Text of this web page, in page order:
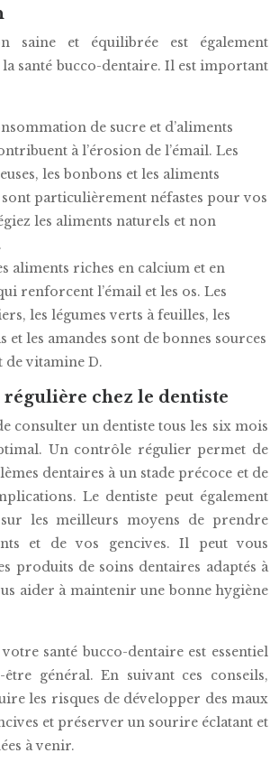
saine et équilibrée est également
santé bucco-dentaire. Il est important
de sucre et d’aliments
à l’érosion de l’émail. Les
les bonbons et les aliments
particulièrement néfastes pour vos
les aliments naturels et non
aliments riches en calcium et en
renforcent l’émail et les os. Les
les légumes verts à feuilles, les
et les amandes sont de bonnes sources
de vitamine D.
chez le dentiste
consulter un dentiste tous les six mois
Un contrôle régulier permet de
dentaires à un stade précoce et de
Le dentiste peut également
les meilleurs moyens de prendre
et de vos gencives. Il peut vous
produits de soins dentaires adaptés à
aider à maintenir une bonne hygiène
santé bucco-dentaire est essentiel
général. En suivant ces conseils,
les risques de développer des maux
et préserver un sourire éclatant et
à venir.